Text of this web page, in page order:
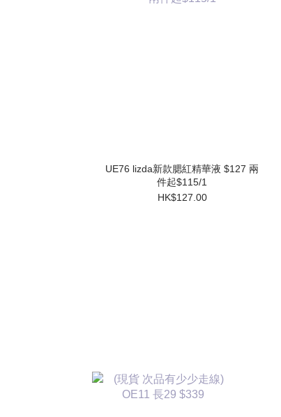
UE76 lizda新款腮紅精華液 $127 兩
件起$115/1
HK$127.00